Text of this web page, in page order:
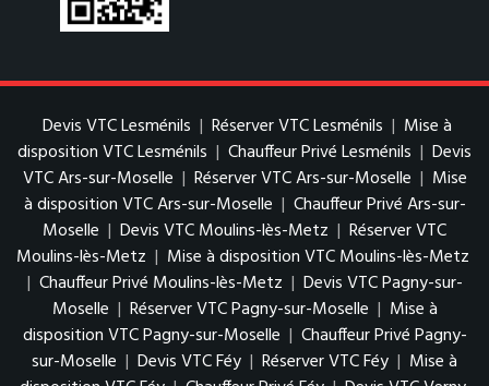
Devis VTC Lesménils | Réserver VTC Lesménils | Mise à
disposition VTC Lesménils | Chauffeur Privé Lesménils | Devis
VTC Ars-sur-Moselle | Réserver VTC Ars-sur-Moselle | Mise
à disposition VTC Ars-sur-Moselle | Chauffeur Privé Ars-sur-
Moselle | Devis VTC Moulins-lès-Metz | Réserver VTC
Moulins-lès-Metz | Mise à disposition VTC Moulins-lès-Metz
| Chauffeur Privé Moulins-lès-Metz | Devis VTC Pagny-sur-
Moselle | Réserver VTC Pagny-sur-Moselle | Mise à
disposition VTC Pagny-sur-Moselle | Chauffeur Privé Pagny-
sur-Moselle | Devis VTC Féy | Réserver VTC Féy | Mise à